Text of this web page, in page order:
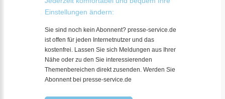
Einstellungen ändern:
Sie sind noch kein Abonnent? presse-service.de
ist offen für jeden Internetnutzer und das
kostenfrei. Lassen Sie sich Meldungen aus Ihrer
Nähe oder zu den Sie interessierenden
Themenbereichen direkt zusenden. Werden Sie
Abonnent bei presse-service.de